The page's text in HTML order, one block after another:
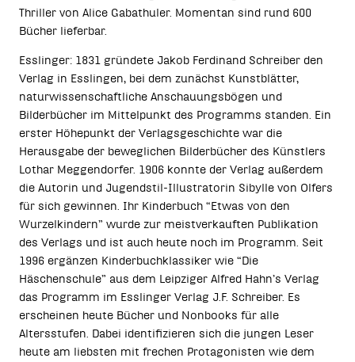
Thriller von Alice Gabathuler. Momentan sind rund 600
Bücher lieferbar.
Esslinger: 1831 gründete Jakob Ferdinand Schreiber den
Verlag in Esslingen, bei dem zunächst Kunstblätter,
naturwissenschaftliche Anschauungsbögen und
Bilderbücher im Mittelpunkt des Programms standen. Ein
erster Höhepunkt der Verlagsgeschichte war die
Herausgabe der beweglichen Bilderbücher des Künstlers
Lothar Meggendorfer. 1906 konnte der Verlag außerdem
die Autorin und Jugendstil-Illustratorin Sibylle von Olfers
für sich gewinnen. Ihr Kinderbuch “Etwas von den
Wurzelkindern” wurde zur meistverkauften Publikation
des Verlags und ist auch heute noch im Programm. Seit
1996 ergänzen Kinderbuchklassiker wie “Die
Häschenschule” aus dem Leipziger Alfred Hahn’s Verlag
das Programm im Esslinger Verlag J.F. Schreiber. Es
erscheinen heute Bücher und Nonbooks für alle
Altersstufen. Dabei identifizieren sich die jungen Leser
heute am liebsten mit frechen Protagonisten wie dem